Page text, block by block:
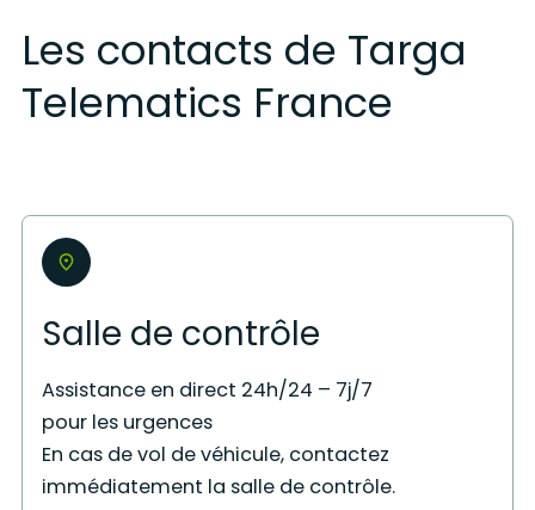
Les contacts de Targa
Telematics France
Salle de contrôle
Assistance en direct 24h/24 – 7j/7
pour les urgences
En cas de vol de véhicule, contactez
immédiatement la salle de contrôle.